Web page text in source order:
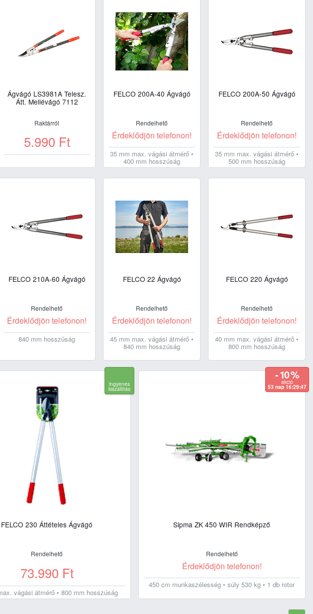
Ágvágó LS3981A Telesz.
Átt. Mellévágó 7112
Raktárról
5.990 Ft
FELCO 200A-40 Ágvágó
Rendelhető
Érdeklődjön telefonon!
35 mm max. vágási átmérő •
400 mm hosszúság
FELCO 200A-50 Ágvágó
Rendelhető
Érdeklődjön telefonon!
35 mm max. vágási átmérő •
500 mm hosszúság
FELCO 210A-60 Ágvágó
Rendelhető
Érdeklődjön telefonon!
840 mm hosszúság
FELCO 22 Ágvágó
Rendelhető
Érdeklődjön telefonon!
45 mm max. vágási átmérő •
840 mm hosszúság
FELCO 220 Ágvágó
Rendelhető
Érdeklődjön telefonon!
40 mm max. vágási átmérő •
800 mm hosszúság
ingyenes
kiszállítás
FELCO 230 Áttételes Ágvágó
Rendelhető
73.990 Ft
vágási átmérő • 800 mm hosszúság
- 10 %
akció
53 nap 16:29:46
Sipma ZK 450 WIR Rendképző
Rendelhető
Érdeklődjön telefonon!
450 cm munkaszélesség • súly 530 kg • 1 db rotor